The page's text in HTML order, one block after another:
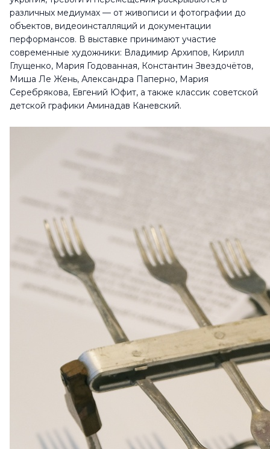
различных медиумах — от живописи и фотографии до
объектов, видеоинсталляций и документации
перформансов. В выставке принимают участие
современные художники: Владимир Архипов, Кирилл
Глущенко, Мария Годованная, Константин Звездочётов,
Миша Ле Жень, Александра Паперно, Мария
Серебрякова, Евгений Юфит, а также классик советской
детской графики Аминадав Каневский.